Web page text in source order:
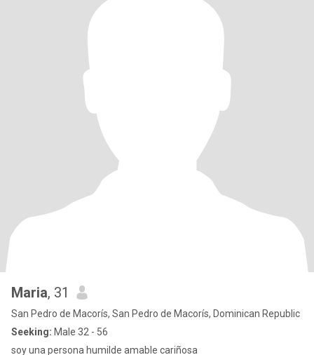
Maria, 31
San Pedro de Macorís, San Pedro de Macorís, Dominican Republic
Seeking: Male 32 - 56
soy una persona humilde amable cariñosa